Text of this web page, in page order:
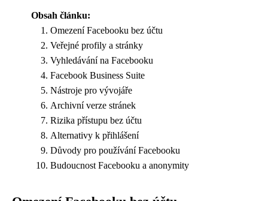
Obsah článku:
Omezení Facebooku bez účtu
Veřejné profily a stránky
Vyhledávání na Facebooku
Facebook Business Suite
Nástroje pro vývojáře
Archivní verze stránek
Rizika přístupu bez účtu
Alternativy k přihlášení
Důvody pro používání Facebooku
Budoucnost Facebooku a anonymity